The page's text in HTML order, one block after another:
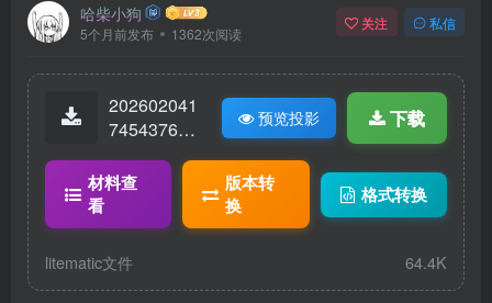
哈柴小狗
5个月前发布 1362次阅读
关注 私信
202602041
74543768-
itematic
预览投影 下载
材料查
看
版本转
换
格式转换
litematic文件 64.4K